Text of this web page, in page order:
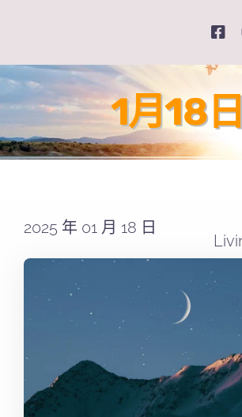
content
1月18日
2025 年 01 月 18 日